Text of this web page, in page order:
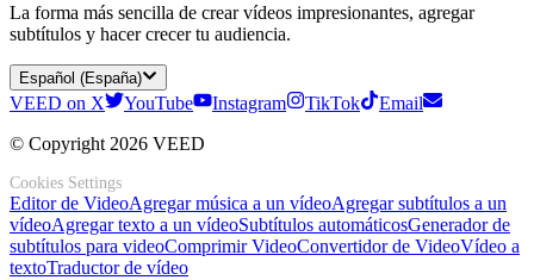
La forma más sencilla de crear vídeos impresionantes, agregar
subtítulos y hacer crecer tu audiencia.
Español (España)
VEED on X YouTube Instagram TikTok
Email
© Copyright 2026 VEED
Cookies Settings
Editor de VideoAgregar música a un vídeoAgregar subtítulos a un
vídeoAgregar texto a un vídeoSubtítulos automáticosGenerador de
subtítulos para videoComprimir VideoConvertidor de VideoVídeo a
textoTraductor de vídeo